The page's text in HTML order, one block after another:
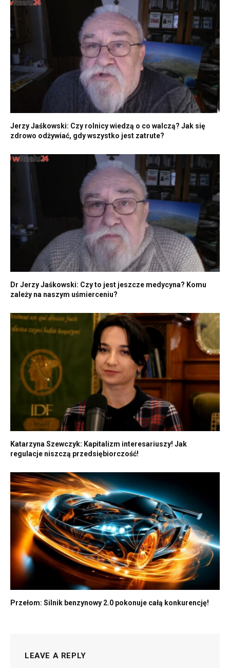
Jerzy Jaśkowski: Czy rolnicy wiedzą o co walczą? Jak się
zdrowo odżywiać, gdy wszystko jest zatrute?
Dr Jerzy Jaśkowski: Czy to jest jeszcze medycyna? Komu
zależy na naszym uśmierceniu?
Katarzyna Szewczyk: Kapitalizm interesariuszy! Jak
regulacje niszczą przedsiębiorczość!
Przełom: Silnik benzynowy 2.0 pokonuje całą konkurencję!
LEAVE A REPLY